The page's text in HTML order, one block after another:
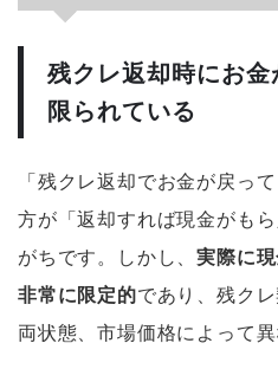
残クレ返却時にお
限られている
「残クレ返却でお金が戻っ
方が「返却すれば現金がも
がちです。しかし、実際に
非常に限定的であり、残ク
両状態、市場価格によって異